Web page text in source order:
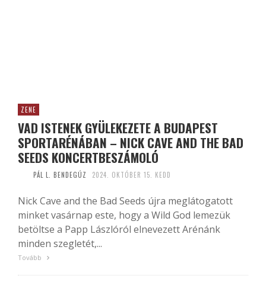
ZENE
VAD ISTENEK GYÜLEKEZETE A BUDAPEST
SPORTARÉNÁBAN – NICK CAVE AND THE BAD
SEEDS KONCERTBESZÁMOLÓ
PÁL L. BENDEGÚZ 2024. OKTÓBER 15. KEDD
Nick Cave and the Bad Seeds újra meglátogatott
minket vasárnap este, hogy a Wild God lemezük
betöltse a Papp Lászlóról elnevezett Arénánk
minden szegletét,...
Tovább